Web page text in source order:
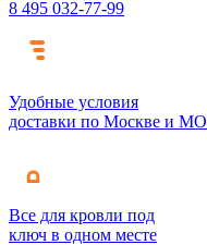
8 495 032-77-99
Удобные условия
доставки по Москве и МО
Все для кровли под
ключ в одном месте